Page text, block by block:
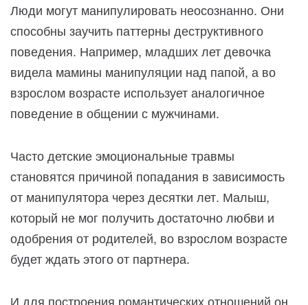
Люди могут манипулировать неосознанно. Они
способны заучить паттерны деструктивного
поведения. Например, младших лет девочка
видела мамины манипуляции над папой, а во
взрослом возрасте использует аналогичное
поведение в общении с мужчинами.
Часто детские эмоциональные травмы
становятся причиной попадания в зависимость
от манипулятора через десятки лет. Малыш,
который не мог получить достаточно любви и
одобрения от родителей, во взрослом возрасте
будет ждать этого от партнера.
И для построения романтических отношений он